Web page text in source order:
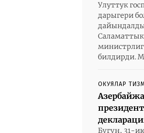
Улуттук
дарыгери
билдирди.
ОКУЯЛАР
Бүгүн, 31-